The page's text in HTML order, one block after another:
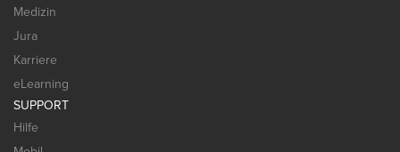
Medizin
Jura
Karriere
eLearning
SUPPORT
Hilfe